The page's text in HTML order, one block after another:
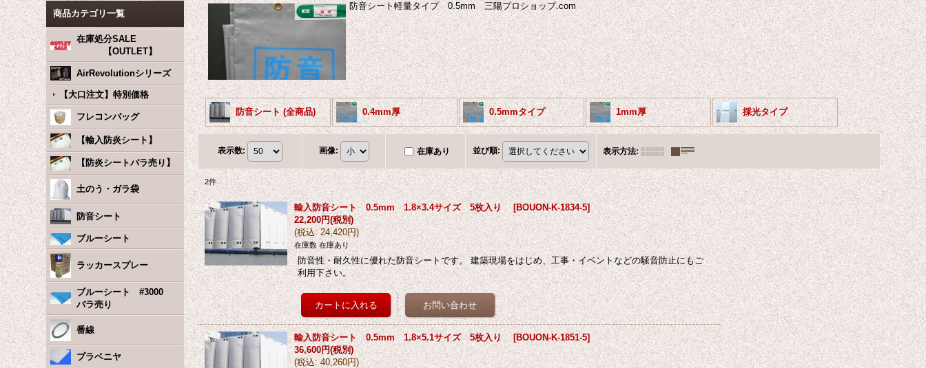
商品カテゴリ一覧
在庫処分SALE
【OUTLET】
AirRevolutionシリーズ
【大口注文】特別価格
フレコンバッグ
【輸入防炎シート】
【防炎シートバラ売り】
土のう・ガラ袋
防音シート
ブルーシート
ラッカースプレー
ブルーシート #3000
バラ売り
番線
プラベニヤ
防音シート軽量タイプ 0.5mm 三陽プロショップ.com
防音シート (全商品) 0.4mm厚 0.5mmタイプ 1mm厚 採光タイプ
表示数: 画像: 在庫あり 並び順: 表示方法:
2件
輸入防音シート 0.5mm 1.8×3.4サイズ 5枚入り [BOUON-K-1834-5]
22,200円(税別)
(税込: 24,420円)
在庫数 在庫あり
防音性・耐久性に優れた防音シートです。 建築現場をはじめ、工事・イベントなどの騒音防止にもご
利用下さい。
輸入防音シート 0.5mm 1.8×5.1サイズ 5枚入り [BOUON-K-1851-5]
36,600円(税別)
(税込: 40,260円)